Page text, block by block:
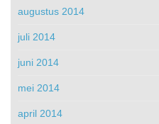
augustus 2014
juli 2014
juni 2014
mei 2014
april 2014